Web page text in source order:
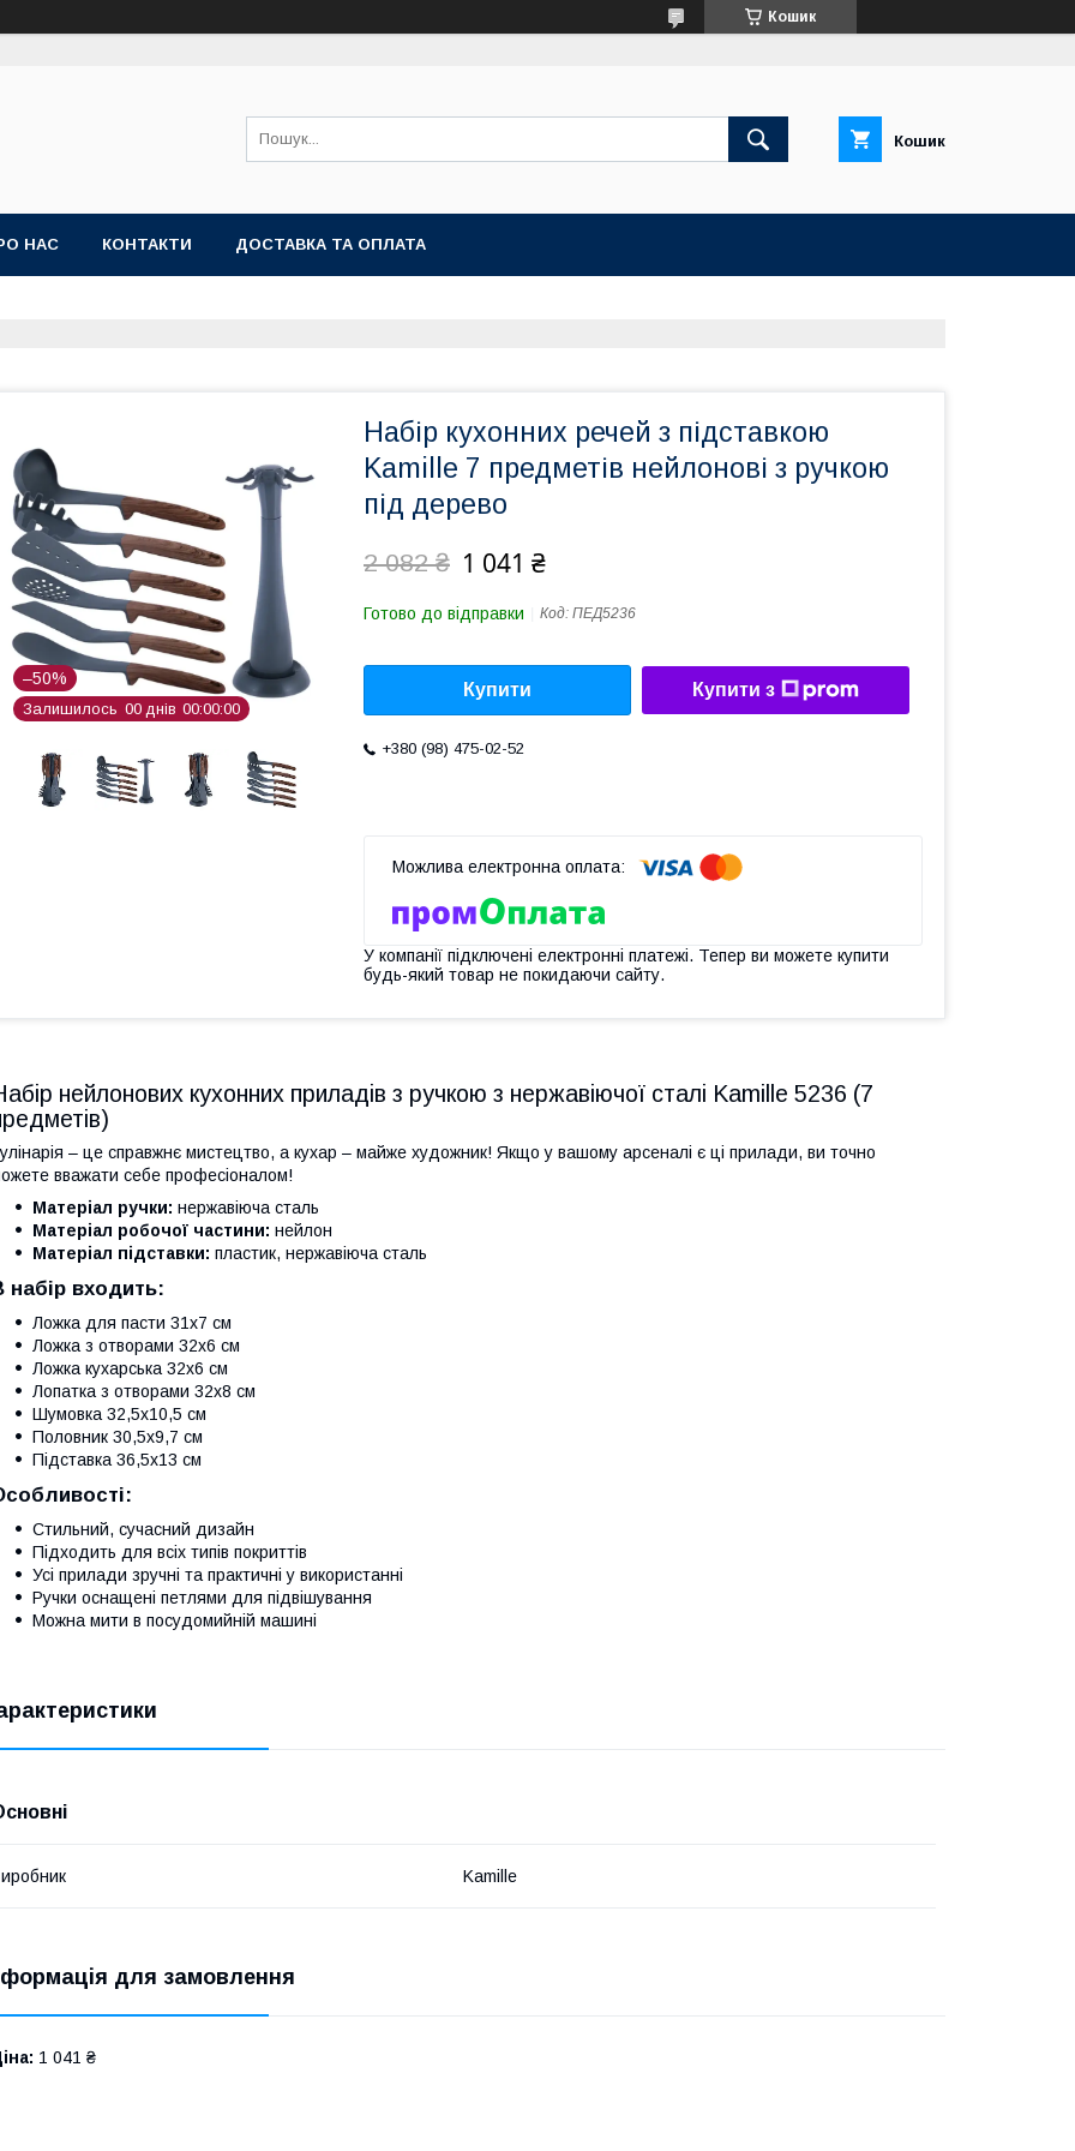
Кошик
Кошик
НАС КОНТАКТИ ДОСТАВКА ТА ОПЛАТА
–50%
Залишилось 00 днів 00 00 00
Набір кухонних речей з підставкою
Kamille 7 предметів нейлонові з ручкою
під дерево
2 082 ₴ 1 041 ₴
Готово до відправки Код: ПЕД5236
Купити Купити з
+380 (98) 475-02-52
У компанії підключені електронні платежі. Тепер ви можете купити
будь-який товар не покидаючи сайту.
нейлонових кухонних приладів з ручкою з нержавіючої сталі Kamille 5236 (7
– це справжнє мистецтво, а кухар – майже художник! Якщо у вашому арсеналі є ці прилади, ви точно
вважати себе професіоналом!
Матеріал ручки: нержавіюча сталь
Матеріал робочої частини: нейлон
Матеріал підставки: пластик, нержавіюча сталь
набір входить:
Ложка для пасти 31х7 см
Ложка з отворами 32х6 см
Ложка кухарська 32х6 см
Лопатка з отворами 32х8 см
Шумовка 32,5х10,5 см
Половник 30,5х9,7 см
Підставка 36,5х13 см
Стильний, сучасний дизайн
Підходить для всіх типів покриттів
Усі прилади зручні та практичні у використанні
Ручки оснащені петлями для підвішування
Можна мити в посудомийній машині
Kamille
для замовлення
1 041 ₴